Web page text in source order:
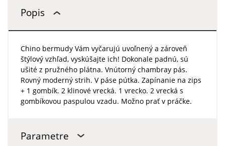
Popis
Chino bermudy Vám vyčarujú uvoľnený a zároveň
štýlový vzhľad, vyskúšajte ich! Dokonale padnú, sú
ušité z pružného plátna. Vnútorný chambray pás.
Rovný moderný strih. V páse pútka. Zapínanie na zips
+ 1 gombík. 2 klinové vrecká. 1 vrecko. 2 vrecká s
gombíkovou paspulou vzadu. Možno prať v práčke.
Parametre